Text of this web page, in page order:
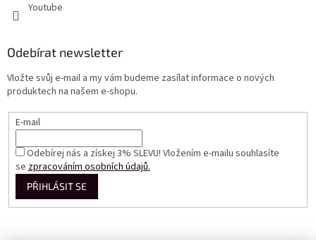
Youtube
Odebírat newsletter
Vložte svůj e-mail a my vám budeme zasílat informace o nových
produktech na našem e-shopu.
E-mail
Odebírej nás a získej 3% SLEVU! Vložením e-mailu souhlasíte
sezpracováním osobních údajů.
PŘIHLÁSIT SE